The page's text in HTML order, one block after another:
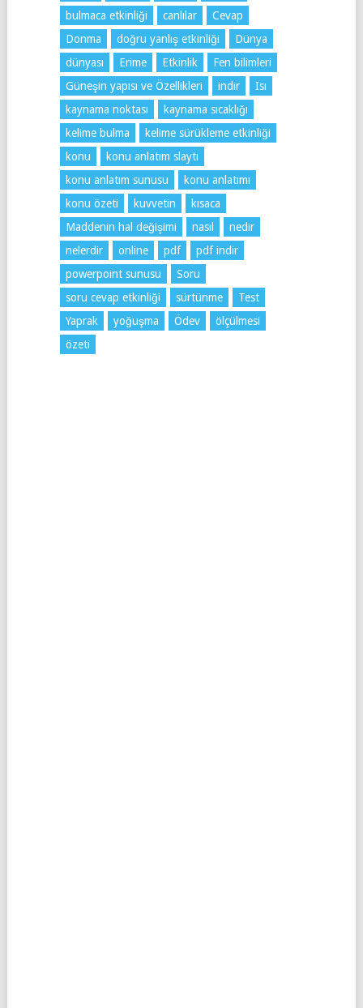
bulmaca etkinliği
canlılar
Cevap
Donma
doğru yanlış etkinliği
Dünya
dünyası
Erime Etkinlik
Fen bilimleri
Güneşin yapısı ve Özellikleri
indir
Isı
kaynama noktası
kaynama sıcaklığı
kelime bulma
kelime sürükleme etkinliği
konu
konu anlatım slaytı
konu anlatım sunusu
konu anlatımı
konu özeti
kuvvetin
kısaca
Maddenin hal değişimi
nasıl
nedir
nelerdir
online pdf
pdf indir
powerpoint sunusu
Soru
soru cevap etkinliği
sürtünme
Test
Yaprak
yoğuşma Ödev
ölçülmesi
özeti